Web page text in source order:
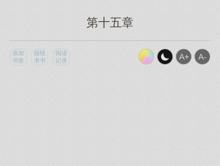
第十五章
添加
书签
报错
求书
阅读
记录